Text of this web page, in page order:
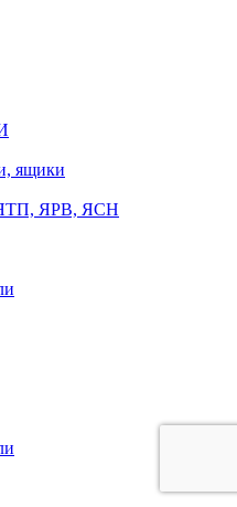
ящики
ЯРВ, ЯСН